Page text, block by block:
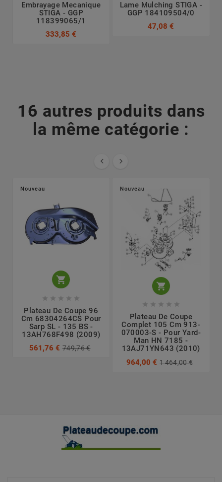
Embrayage Mecanique
STIGA - GGP
118399065/1
333,85 €
Lame Mulching STIGA -
GGP 184109504/0
47,08 €
16 autres produits dans
la même catégorie :
 
Nouveau

    
Plateau De Coupe 96
Cm 68304264CS Pour
Sarp SL - 135 BS -
13AH768F498 (2009)
561,76 € 749,76 €
Nouveau

    
Plateau De Coupe
Complet 105 Cm 913-
070003-S - Pour Yard-
Man HN 7185 -
13AJ71YN643 (2010)
964,00 € 1 464,00 €